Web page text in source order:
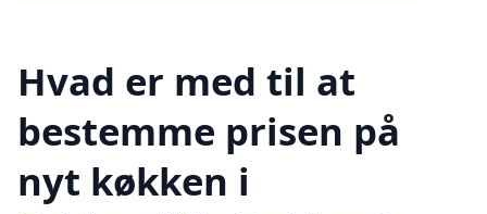
Hvad er med til at
bestemme prisen på
nyt køkken i